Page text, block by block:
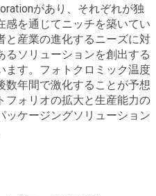
があり、それぞれが独
感を通じてニッチを築いてい
と産業の進化するニーズに対
るソリューションを創出する
ます。フォトクロミック温度
数年間で激化することが予想
フォリオの拡大と生産能力の
ッケージングソリューション